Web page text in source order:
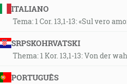
ITALIANO
Tema: 1 Cor. 13,1-13: «Sul vero
SRPSKOHRVATSKI
Thema: 1 Kor. 13,1-13: Von der
PORTUGUÊS